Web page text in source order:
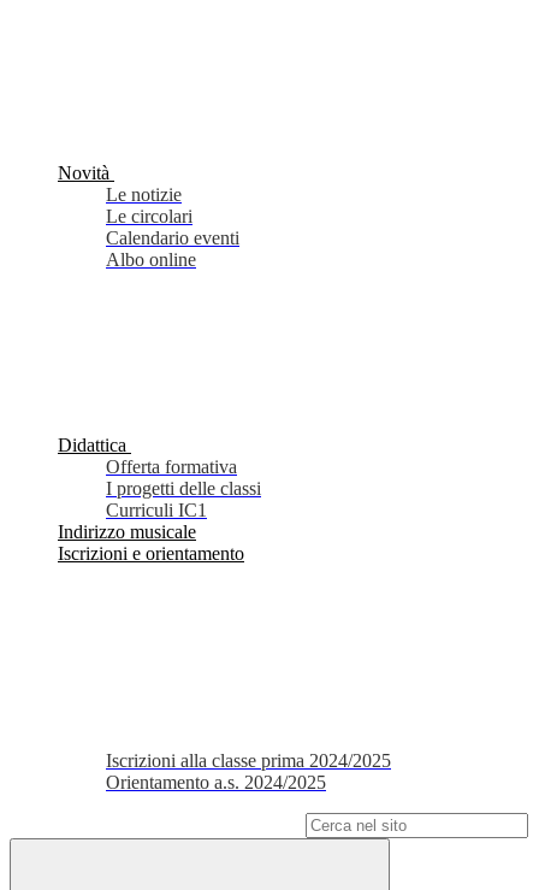
Novità
Le notizie
Le circolari
Calendario eventi
Albo online
Didattica
Offerta formativa
I progetti delle classi
Curriculi IC1
Indirizzo musicale
Iscrizioni e orientamento
Iscrizioni alla classe prima 2024/2025
Orientamento a.s. 2024/2025